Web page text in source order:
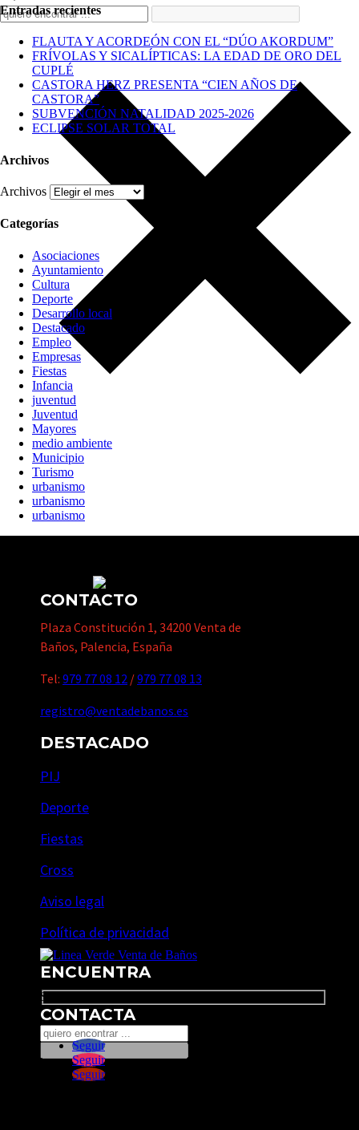
Entradas recientes
FLAUTA Y ACORDEÓN CON EL “DÚO AKORDUM”
FRÍVOLAS Y SICALÍPTICAS: LA EDAD DE ORO DEL
CUPLÉ
CASTORA HERZ PRESENTA “CIEN AÑOS DE
CASTORA”
SUBVENCIÓN NATALIDAD 2025-2026
ECLIPSE SOLAR TOTAL
Archivos
Archivos
Categorías
Asociaciones
Ayuntamiento
Cultura
Deporte
Desarrollo local
Destacado
Empleo
Empresas
Fiestas
Infancia
juventud
Juventud
Mayores
medio ambiente
Municipio
Turismo
urbanismo
urbanismo
urbanismo
CONTACTO
Plaza Constitución 1, 34200 Venta de
Baños, Palencia, España
Tel: 979 77 08 12 /979 77 08 13
registro@ventadebanos.es
DESTACADO
PIJ
Deporte
Fiestas
Cross
Aviso legal
Política de privacidad
ENCUENTRA
Search
CONTACTA
Seguir
Seguir
Seguir